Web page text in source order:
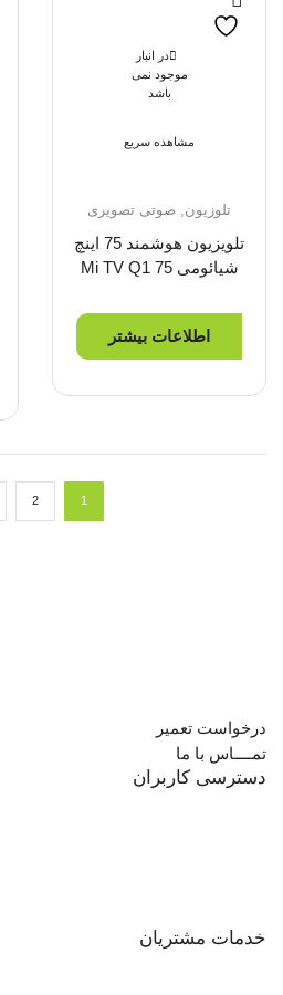
در انبار
موجود نمی
باشد
مشاهده سریع
تلوزیون صوتی تصویری
تلویزیون هوشمند 75 اینچ
شیائومی Mi TV Q1 75
اطلاعات بیشتر
1
2
درخواست تعمیر
تمــــاس با ما
دسترسی کاربران
خدمات مشتریان